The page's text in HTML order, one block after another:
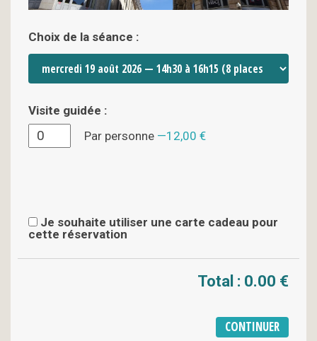
Choix de la séance :
Visite guidée :
Par personne
12,00 €
Je souhaite utiliser une carte cadeau pour
cette réservation
Total : 0.00 €